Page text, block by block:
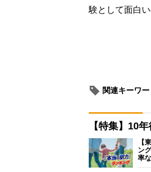
験として面白
関連キーワー
【特集】10
【
ン
率